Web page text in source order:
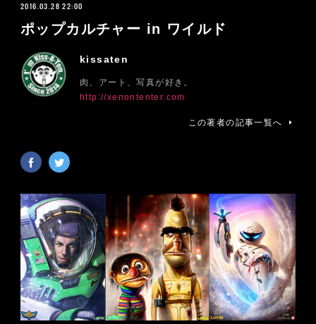
2016.03.28 22:00
ポップカルチャー in ワイルド
kissaten
肉、アート、写真が好き。
http://xenontenter.com
この著者の記事一覧へ